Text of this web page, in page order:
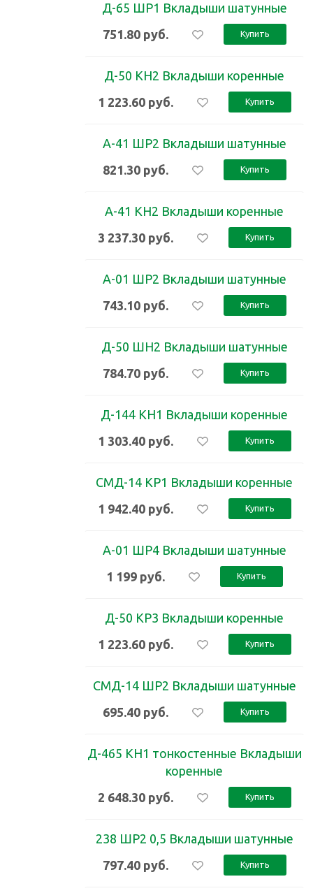
Д-65 ШР1 Вкладыши шатунные
751.80 руб. Купить
Д-50 КН2 Вкладыши коренные
1 223.60 руб. Купить
А-41 ШР2 Вкладыши шатунные
821.30 руб. Купить
А-41 КН2 Вкладыши коренные
3 237.30 руб. Купить
А-01 ШР2 Вкладыши шатунные
743.10 руб. Купить
Д-50 ШН2 Вкладыши шатунные
784.70 руб. Купить
Д-144 КН1 Вкладыши коренные
1 303.40 руб. Купить
СМД-14 КР1 Вкладыши коренные
1 942.40 руб. Купить
А-01 ШР4 Вкладыши шатунные
1 199 руб. Купить
Д-50 КР3 Вкладыши коренные
1 223.60 руб. Купить
СМД-14 ШР2 Вкладыши шатунные
695.40 руб. Купить
Д-465 КН1 тонкостенные Вкладыши
коренные
2 648.30 руб. Купить
238 ШР2 0,5 Вкладыши шатунные
797.40 руб. Купить